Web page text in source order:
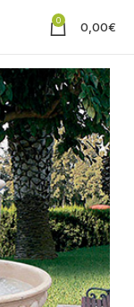
0 0,00€